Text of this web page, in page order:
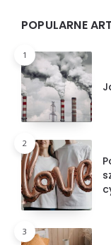
POPULARNE
1
2
3